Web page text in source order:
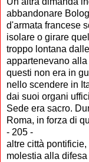
abbandonare
d'armata francese
isolare o girare
troppo lontana
appartenevano
questi non era in
nello scendere in
dai suoi organi
Sede era sacro.
Roma, in forza di
- 205 -
altre città
molestia alla